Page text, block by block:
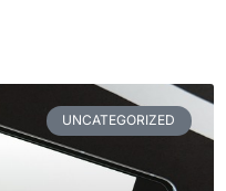
UNCATEGORIZED